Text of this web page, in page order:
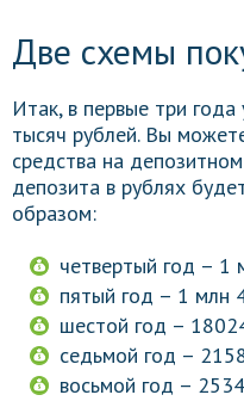
Две схемы
Итак, в первые три
тысяч рублей. Вы
средства на
депозита в рублях
образом:
четвертый год – 1
пятый год – 1 млн
шестой год –
седьмой год –
восьмой год –